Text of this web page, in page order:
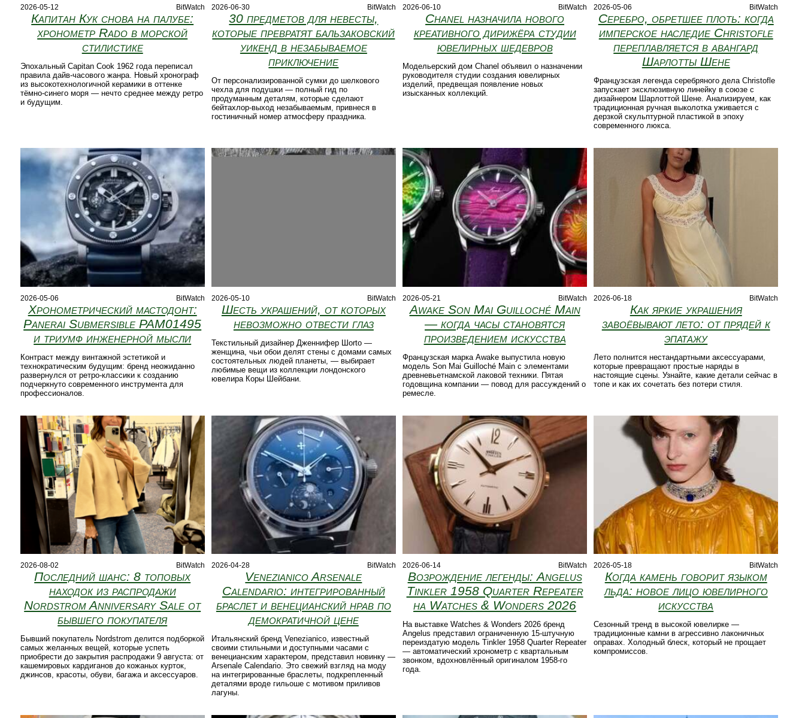
2026-05-12 BitWatch
Капитан Кук снова на палубе:
хронометр Rado в морской
стилистике
Эпохальный Capitan Cook 1962 года переписал
правила дайв-часового жанра. Новый хронограф
из высокотехнологичной керамики в оттенке
тёмно-синего моря — нечто среднее между ретро
и будущим.
2026-06-30 BitWatch
30 предметов для невесты,
которые превратят бальзаковский
уикенд в незабываемое
приключение
От персонализированной сумки до шелкового
чехла для подушки — полный гид по
продуманным деталям, которые сделают
бейтахлор-выход незабываемым, привнеся в
гостиничный номер атмосферу праздника.
2026-06-10 BitWatch
Chanel назначила нового
креативного дирижёра студии
ювелирных шедевров
Модельерский дом Chanel объявил о назначении
руководителя студии создания ювелирных
изделий, предвещая появление новых
изысканных коллекций.
2026-05-06 BitWatch
Серебро, обретшее плоть: когда
имперское наследие Christofle
переплавляется в авангард
Шарлотты Шене
Французская легенда серебряного дела Christofle
запускает эксклюзивную линейку в союзе с
дизайнером Шарлоттой Шене. Анализируем, как
традиционная ручная выколотка уживается с
дерзкой скульптурной пластикой в эпоху
современного люкса.
2026-05-06 BitWatch
Хронометрический мастодонт:
Panerai Submersible PAM01495
и триумф инженерной мысли
Контраст между винтажной эстетикой и
технократическим будущим: бренд неожиданно
развернулся от ретро-классики к созданию
подчеркнуто современного инструмента для
профессионалов.
2026-05-10 BitWatch
Шесть украшений, от которых
невозможно отвести глаз
Текстильный дизайнер Дженнифер Шorto —
женщина, чьи обои делят стены с домами самых
состоятельных людей планеты, — выбирает
любимые вещи из коллекции лондонского
ювелира Коры Шейбани.
2026-05-21 BitWatch
Awake Son Mai Guilloché Main
— когда часы становятся
произведением искусства
Французская марка Awake выпустила новую
модель Son Mai Guilloché Main с элементами
древневьетнамской лаковой техники. Пятая
годовщина компании — повод для рассуждений о
ремесле.
2026-06-18 BitWatch
Как яркие украшения
завоёвывают лето: от прядей к
эпатажу
Лето полнится нестандартными аксессуарами,
которые превращают простые наряды в
настоящие сцены. Узнайте, какие детали сейчас в
топе и как их сочетать без потери стиля.
2026-08-02 BitWatch
Последний шанс: 8 топовых
находок из распродажи
Nordstrom Anniversary Sale от
бывшего покупателя
Бывший покупатель Nordstrom делится подборкой
самых желанных вещей, которые успеть
приобрести до закрытия распродажи 9 августа: от
кашемировых кардиганов до кожаных курток,
джинсов, красоты, обуви, багажа и аксессуаров.
2026-04-28 BitWatch
Venezianico Arsenale
Calendario: интегрированный
браслет и венецианский нрав по
демократичной цене
Итальянский бренд Venezianico, известный
своими стильными и доступными часами с
венецианским характером, представил новинку —
Arsenale Calendario. Это свежий взгляд на моду
на интегрированные браслеты, подкрепленный
деталями вроде гильоше с мотивом приливов
лагуны.
2026-06-14 BitWatch
Возрождение легенды: Angelus
Tinkler 1958 Quarter Repeater
на Watches & Wonders 2026
На выставке Watches & Wonders 2026 бренд
Angelus представил ограниченную 15‑штучную
переиздатую модель Tinkler 1958 Quarter Repeater
— автоматический хронометр с квартальным
звонком, вдохновлённый оригиналом 1958‑го
года.
2026-05-18 BitWatch
Когда камень говорит языком
льда: новое лицо ювелирного
искусства
Сезонный тренд в высокой ювелирке —
традиционные камни в агрессивно лаконичных
оправах. Холодный блеск, который не прощает
компромиссов.